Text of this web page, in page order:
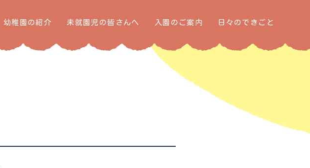
幼稚園の紹介 未就園児の皆さんへ 入園のご案内 日々のできごと